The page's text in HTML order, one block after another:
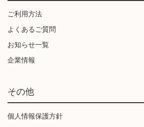
ご利用方法
よくあるご質問
お知らせ一覧
企業情報
その他
個人情報保護方針